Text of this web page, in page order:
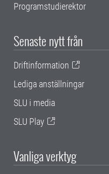
Programstudierektor
Senaste nytt från
Driftinformation
Lediga anställningar
SLU i media
SLU Play
Vanliga verktyg